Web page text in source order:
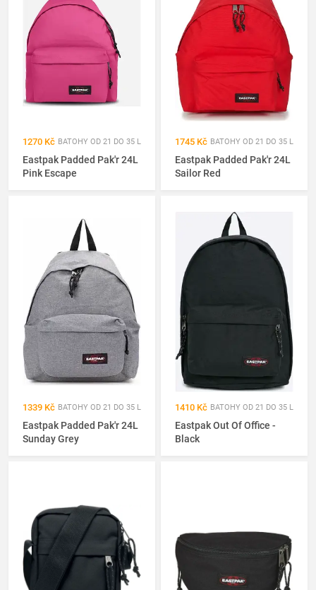
1270 Kč BATOHY OD 21 DO 35 L
Eastpak Padded Pak'r 24L
Pink Escape
1745 Kč BATOHY OD 21 DO 35 L
Eastpak Padded Pak'r 24L
Sailor Red
1339 Kč BATOHY OD 21 DO 35 L
Eastpak Padded Pak'r 24L
Sunday Grey
1410 Kč BATOHY OD 21 DO 35 L
Eastpak Out Of Office -
Black